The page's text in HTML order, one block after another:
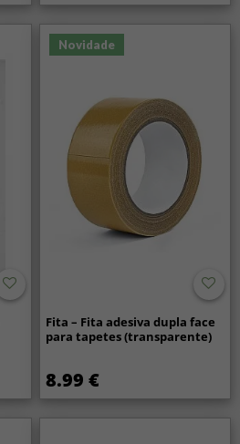
Novidade
Fita – Fita adesiva dupla face
para tapetes (transparente)
8.99 €